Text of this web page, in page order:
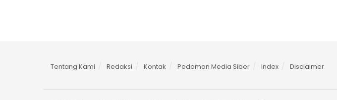
Tentang Kami Redaksi Kontak Pedoman Media Siber Index Disclaimer